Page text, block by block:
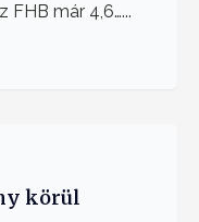
már 4,6…...
körül